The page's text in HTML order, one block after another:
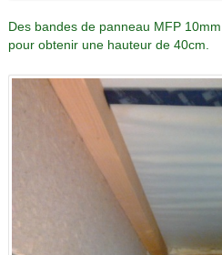
Des bandes de panneau MFP
pour obtenir une hauteur de 40cm.